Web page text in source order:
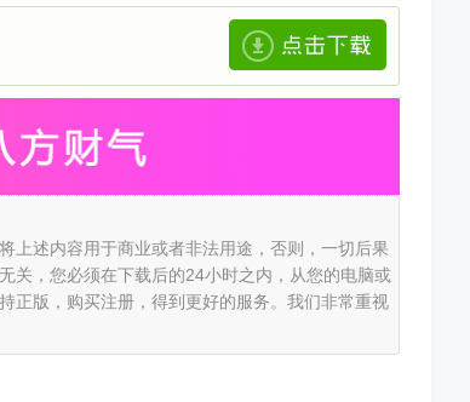
上述内容用于商业或者非法用途，否则，一切后果
关，您必须在下载后的24小时之内，从您的电脑或
正版，购买注册，得到更好的服务。我们非常重视